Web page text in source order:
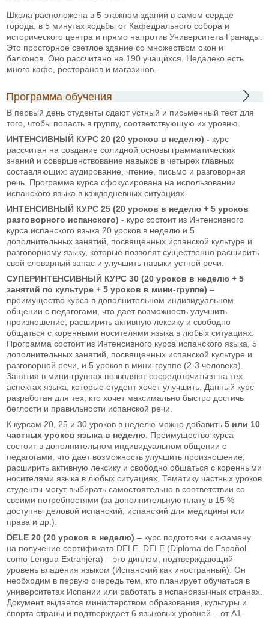
Школа расположена в 5-этажном здании в самом сердце
города, в 5 минутах ходьбы от Кафедрального собора и
исторического центра и прямо напротив Университета Гранады.
Это просторное светлое здание со множеством окон и
балконов. Оно рассчитано на 190 учащихся. Недалеко есть
много кафе, ресторанов и магазинов.
Программа обучения
В первый день студенты сдают устный и письменный тест для
того, чтобы попасть в группу, соответствующую их уровню.
ИНТЕНСИВНЫЙ КУРС 20 (20 уроков в неделю) - курс
рассчитан на создание солидной основы грамматических
знаний и совершенствование навыков в четырех главных
составляющих: аудирование, чтение, письмо и разговорная
речь. Программа курса сфокусирована на использовании
испанского языка в каждодневных ситуациях.
ИНТЕНСИВНЫЙ КУРС 25 (20 уроков в неделю + 5 уроков
разговорного испанского) - курс состоит из Интенсивного
курса испанского языка 20 уроков в неделю и 5
дополнительных занятий, посвященных испанской культуре и
разговорному языку, которые позволят существенно расширить
свой словарный запас и улучшить навыки устной речи.
СУПЕРИНТЕНСИВНЫЙ КУРС 30 (20 уроков в неделю + 5
занятий по культуре + 5 уроков в мини-группе) –
преимущество курса в дополнительном индивидуальном
общении с педагогами, что дает возможность улучшить
произношение, расширить активную лексику и свободно
общаться с коренными носителями языка в любых ситуациях.
Программа состоит из Интенсивного курса испанского языка, 5
дополнительных занятий, посвященных испанской культуре и
разговорной речи, и 5 уроков в мини-группе (2-3 человека).
Занятия в мини-группах позволяют сосредоточиться на тех
аспектах языка, которые студент хочет улучшить. Данный курс
разработан для тех, кто хочет максимально быстро достичь
беглости и правильности испанской речи.
К курсам 20, 25 и 30 уроков в неделю можно добавить 5 или 10
частных уроков языка в неделю Преимущество курса
состоит в дополнительном индивидуальном общении с
педагогами, что дает возможность улучшить произношение,
расширить активную лексику и свободно общаться с коренными
носителями языка в любых ситуациях. Тематику частных уроков
студенты могут выбирать самостоятельно в соответствии со
своими потребностями (за дополнительную плату в 15 %
доступны деловой испанский, испанский для медицины или
права и др.).
DELE 20 (20 уроков в неделю) – курс подготовки к экзамену
на получение сертификата DELE. DELE (Diploma de Español
como Lengua Extranjera) – это диплом, подтверждающий
уровень владения языком (Испанский как иностранный). Он
необходим в первую очередь тем, кто планирует обучаться в
университетах Испании или работать в испаноязычных странах.
Документ выдается министерством образования, культуры и
спорта страны и подтверждает 6 языковых уровней – от А1